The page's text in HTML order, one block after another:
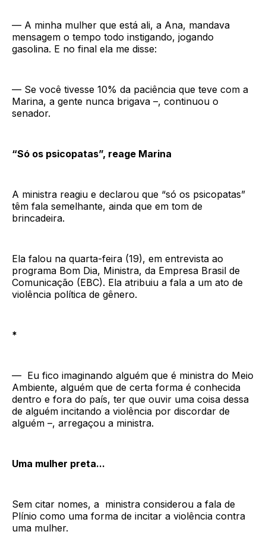
— A minha mulher que está ali, a Ana, mandava
mensagem o tempo todo instigando, jogando
gasolina. E no final ela me disse:
— Se você tivesse 10% da paciência que teve com a
Marina, a gente nunca brigava –, continuou o
senador.
“Só os psicopatas”, reage Marina
A ministra reagiu e declarou que “só os psicopatas”
têm fala semelhante, ainda que em tom de
brincadeira.
Ela falou na quarta-feira (19), em entrevista ao
programa Bom Dia, Ministra, da Empresa Brasil de
Comunicação (EBC). Ela atribuiu a fala a um ato de
violência política de gênero.
*
— Eu fico imaginando alguém que é ministra do Meio
Ambiente, alguém que de certa forma é conhecida
dentro e fora do país, ter que ouvir uma coisa dessa
de alguém incitando a violência por discordar de
alguém –, arregaçou a ministra.
Uma mulher preta...
Sem citar nomes, a ministra considerou a fala de
Plínio como uma forma de incitar a violência contra
uma mulher.